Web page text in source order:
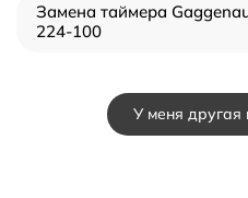
Замена таймера
224-100
У меня другая